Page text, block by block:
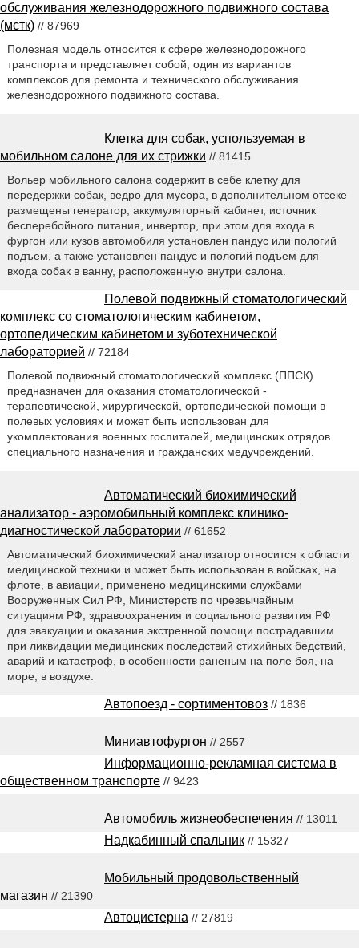
обслуживания железнодорожного подвижного состава
(мстк) // 87969
Полезная модель относится к сфере железнодорожного
транспорта и представляет собой, один из вариантов
комплексов для ремонта и технического обслуживания
железнодорожного подвижного состава.
Клетка для собак, успользуемая в
мобильном салоне для их стрижки // 81415
Вольер мобильного салона содержит в себе клетку для
передержки собак, ведро для мусора, в дополнительном отсеке
размещены генератор, аккумуляторный кабинет, источник
бесперебойного питания, инвертор, при этом для входа в
фургон или кузов автомобиля установлен пандус или пологий
подъем, а также установлен пандус и пологий подъем для
входа собак в ванну, расположенную внутри салона.
Полевой подвижный стоматологический
комплекс со стоматологическим кабинетом,
ортопедическим кабинетом и зуботехнической
лабораторией // 72184
Полевой подвижный стоматологический комплекс (ППСК)
предназначен для оказания стоматологической -
терапевтической, хирургической, ортопедической помощи в
полевых условиях и может быть использован для
укомплектования военных госпиталей, медицинских отрядов
специального назначения и гражданских медучреждений.
Автоматический биохимический
анализатор - аэромобильный комплекс клинико-
диагностической лаборатории // 61652
Автоматический биохимический анализатор относится к области
медицинской техники и может быть использован в войсках, на
флоте, в авиации, применено медицинскими службами
Вооруженных Сил РФ, Министерств по чрезвычайным
ситуациям РФ, здравоохранения и социального развития РФ
для эвакуации и оказания экстренной помощи пострадавшим
при ликвидации медицинских последствий стихийных бедствий,
аварий и катастроф, в особенности раненым на поле боя, на
море, в воздухе.
Автопоезд - сортиментовоз // 1836
Миниавтофургон // 2557
Информационно-рекламная система в
общественном транспорте // 9423
Автомобиль жизнеобеспечения // 13011
Надкабинный спальник // 15327
Мобильный продовольственный
магазин // 21390
Автоцистерна // 27819